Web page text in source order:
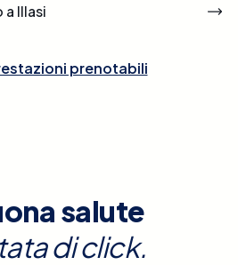
Illasi
prenotabili
salute
di click.